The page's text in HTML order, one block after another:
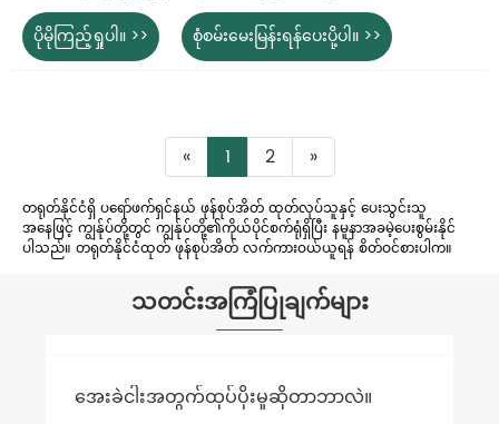
ပိုမိုကြည့်ရှုပါ။ >> စုံစမ်းမေးမြန်းရန်ပေးပို့ပါ။ >>
« 1 2 »
တရုတ်နိုင်ငံရှိ ပရော်ဖက်ရှင်နယ် ဖုန်စုပ်အိတ် ထုတ်လုပ်သူနှင့် ပေးသွင်းသူ
အနေဖြင့် ကျွန်ုပ်တို့တွင် ကျွန်ုပ်တို့၏ကိုယ်ပိုင်စက်ရုံရှိပြီး နမူနာအခမဲ့ပေးစွမ်းနိုင်
ပါသည်။ တရုတ်နိုင်ငံထုတ် ဖုန်စုပ်အိတ် လက်ကားဝယ်ယူရန် စိတ်ဝင်စားပါက။
သတင်းအကြံပြုချက်များ